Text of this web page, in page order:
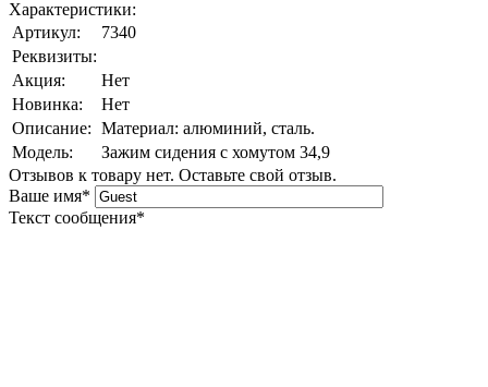
Характеристики:
Артикул:
7340
Реквизиты:
Акция:
Нет
Новинка:
Нет
Описание: Материал: алюминий, сталь.
Модель:
Зажим сидения с хомутом 34,9
Отзывов к товару нет. Оставьте свой отзыв.
Ваше имя*
Текст сообщения*